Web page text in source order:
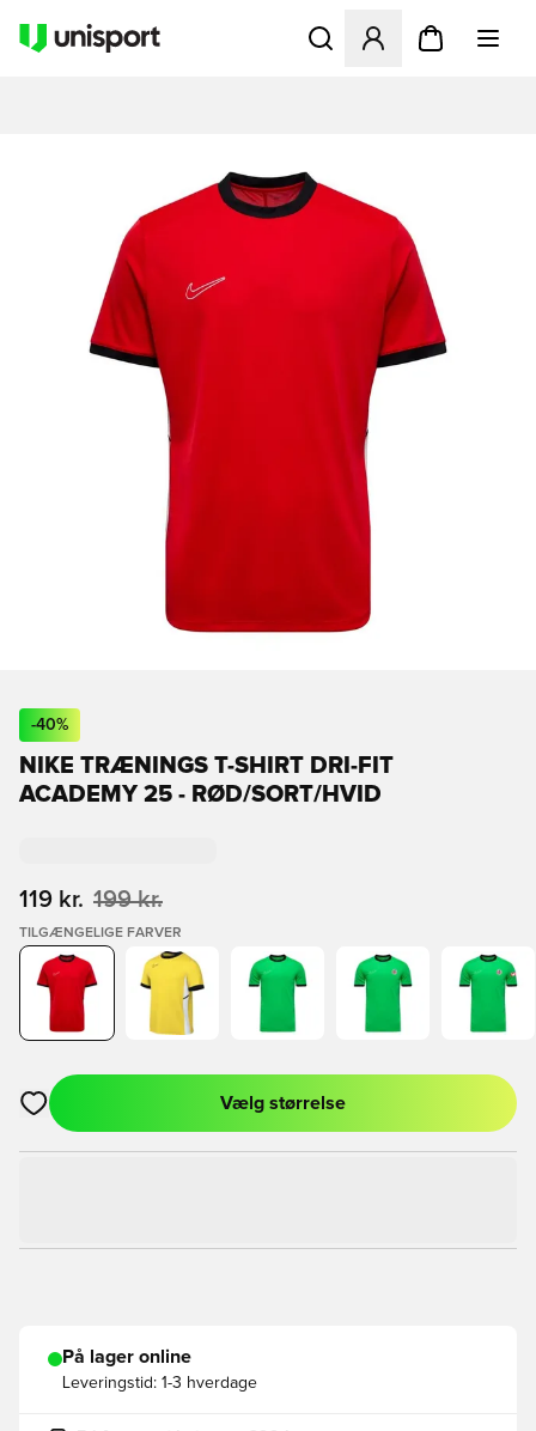
Åbner en Modal til at
-40%
NIKE TRÆNINGS T-SHIRT DRI-FIT
ACADEMY 25 - RØD/SORT/HVID
119 kr. 199 kr.
TILGÆNGELIGE FARVER
Åbner en Modal til at logge ind eller tilmelde dig som medlem
Vælg størrelse
På lager online
Leveringstid: 1-3 hverdage